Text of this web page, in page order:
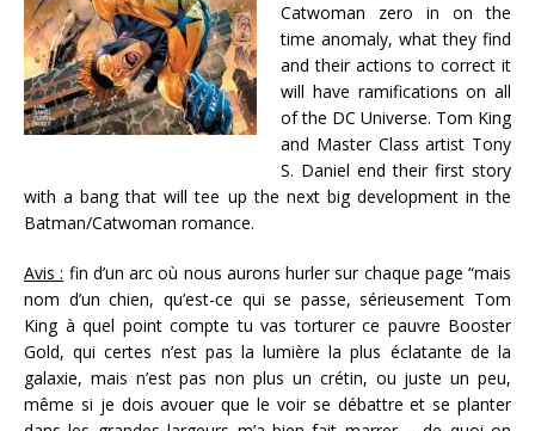
Catwoman zero in on the
time anomaly, what they find
and their actions to correct it
will have ramifications on all
of the DC Universe. Tom King
and Master Class artist Tony
S. Daniel end their first story
with a bang that will tee up the next big development in the
Batman/Catwoman romance.
Avis : fin d’un arc où nous aurons hurler sur chaque page “mais
nom d’un chien, qu’est-ce qui se passe, sérieusement Tom
King à quel point compte tu vas torturer ce pauvre Booster
Gold, qui certes n’est pas la lumière la plus éclatante de la
galaxie, mais n’est pas non plus un crétin, ou juste un peu,
même si je dois avouer que le voir se débattre et se planter